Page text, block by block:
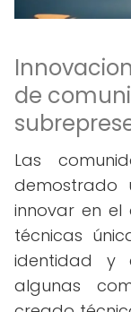
de
Las
demostrado
innovar en el
técnicas
identidad y
algunas